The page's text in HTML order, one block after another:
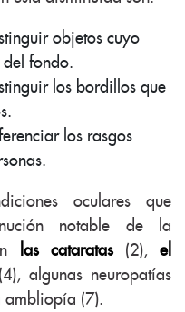
objetos cuyo
fondo.
los bordillos que
los rasgos
oculares que
notable de la
las cataratas(2),el
algunas neuropatías
ambliopía (7).